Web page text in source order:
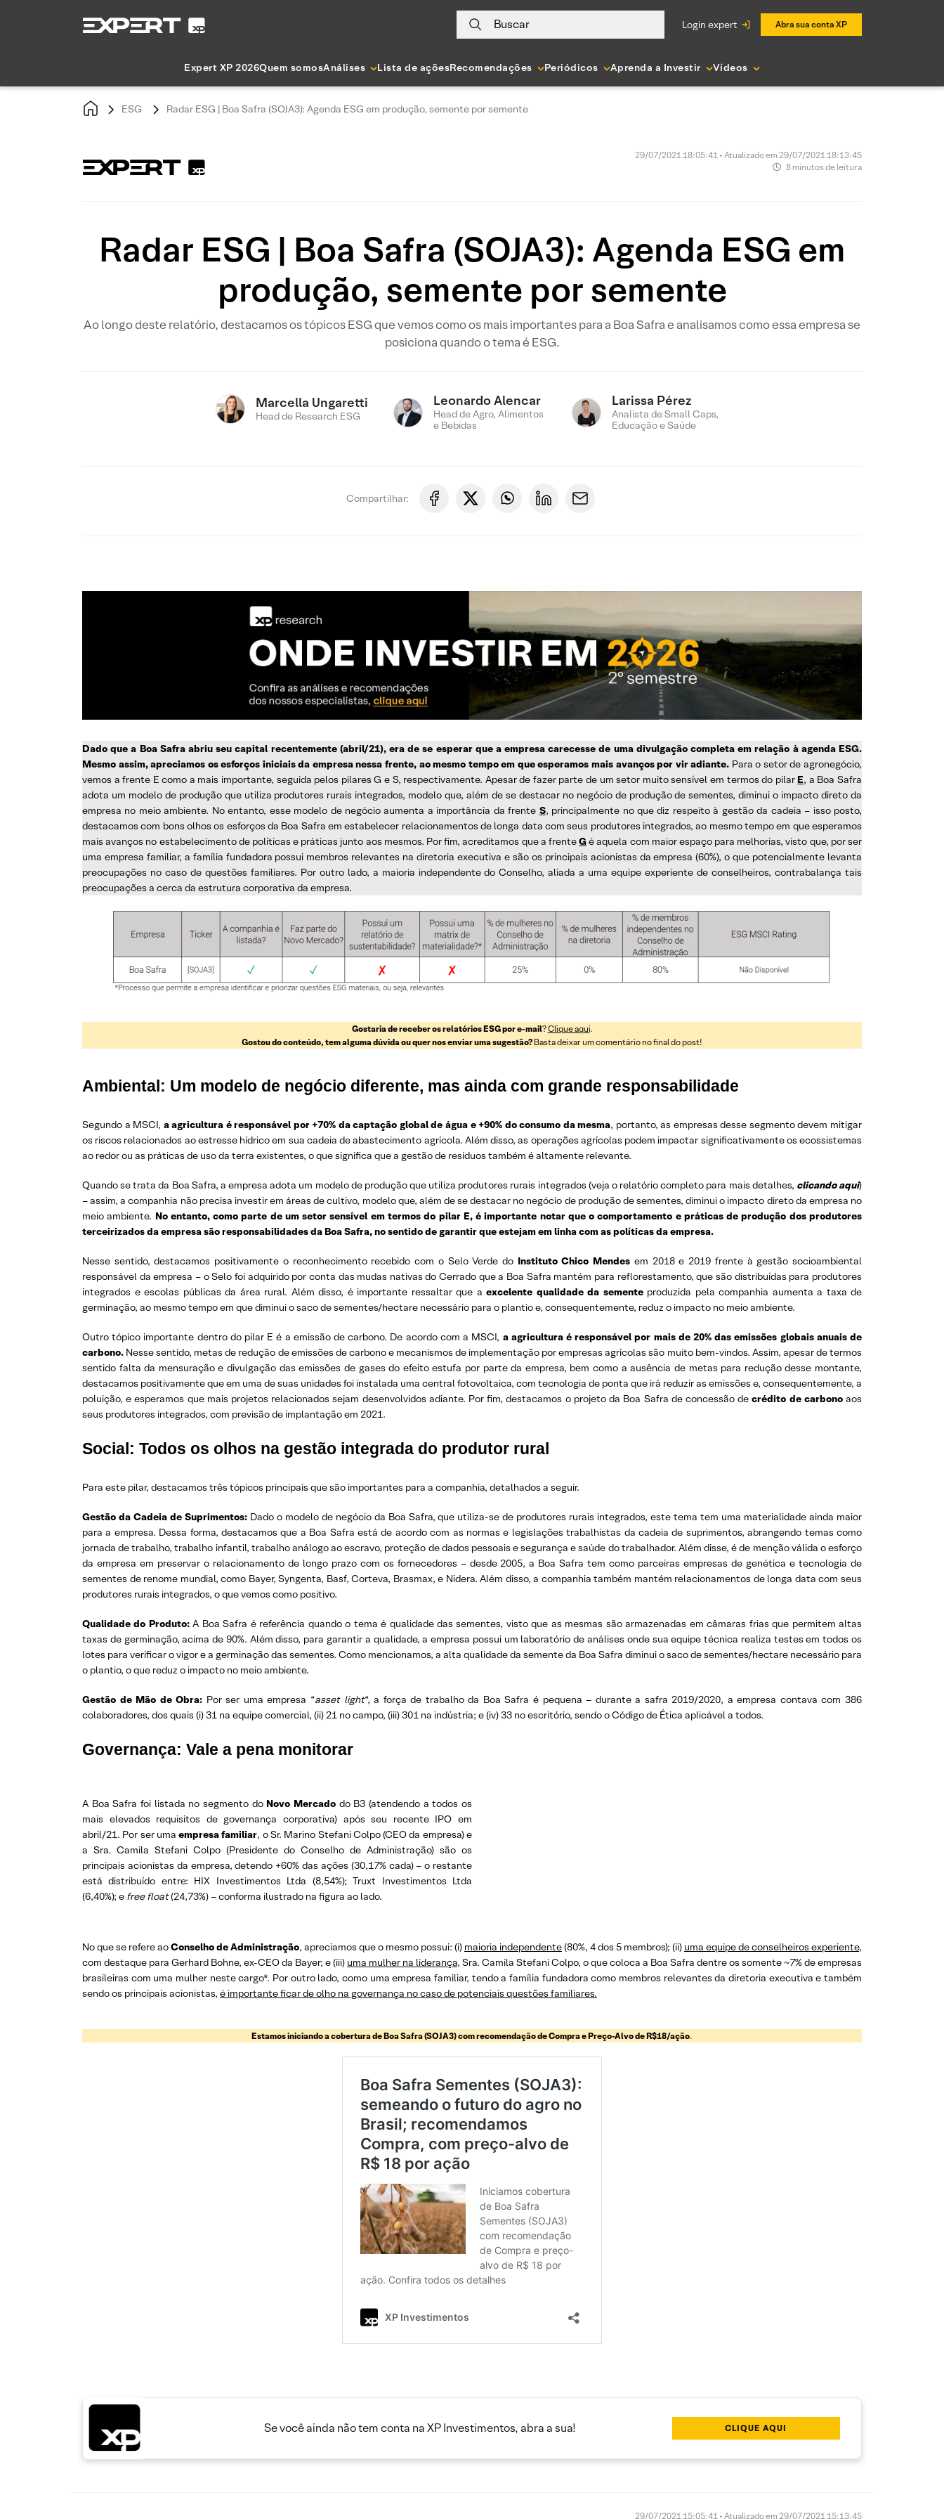
Buscar login expert Abra sua conta XP
Expert XP 2026Quem somosAnálises Lista de açõesRecomendações Periódicos Aprenda a Investir Vídeos
ESG Radar ESG | Boa Safra (SOJA3): Agenda ESG em produção, semente por semente
29/07/2021 18:05:41 • Atualizado em 29/07/2021 18:13:45
8 minutos de leitura
Radar ESG | Boa Safra (SOJA3): Agenda ESG em
produção, semente por semente
Ao longo deste relatório, destacamos os tópicos ESG que vemos como os mais importantes para a Boa Safra e analisamos como essa empresa se
posiciona quando o tema é ESG.
Marcella Ungaretti
Head de Research ESG
Leonardo Alencar
Head de Agro, Alimentos
e Bebidas
Larissa Pérez
Analista de Small Caps,
Educação e Saúde
Compartilhar:
Dado que a Boa Safra abriu seu capital recentemente (abril/21), era de se esperar que a empresa carecesse de uma divulgação completa em relação à agenda ESG.
Mesmo assim, apreciamos os esforços iniciais da empresa nessa frente, ao mesmo tempo em que esperamos mais avanços por vir adiante. Para o setor de agronegócio,
vemos a frente E como a mais importante, seguida pelos pilares G e S, respectivamente. Apesar de fazer parte de um setor muito sensível em termos do pilar E, a Boa Safra
adota um modelo de produção que utiliza produtores rurais integrados, modelo que, além de se destacar no negócio de produção de sementes, diminui o impacto direto da
empresa no meio ambiente. No entanto, esse modelo de negócio aumenta a importância da frente S, principalmente no que diz respeito à gestão da cadeia – isso posto,
destacamos com bons olhos os esforços da Boa Safra em estabelecer relacionamentos de longa data com seus produtores integrados, ao mesmo tempo em que esperamos
mais avanços no estabelecimento de políticas e práticas junto aos mesmos. Por fim, acreditamos que a frenteGé aquela com maior espaço para melhorias, visto que, por ser
uma empresa familiar, a família fundadora possui membros relevantes na diretoria executiva e são os principais acionistas da empresa (60%), o que potencialmente levanta
preocupações no caso de questões familiares. Por outro lado, a maioria independente do Conselho, aliada a uma equipe experiente de conselheiros, contrabalança tais
preocupações a cerca da estrutura corporativa da empresa.
Gostaria de receber os relatórios ESG por e-mail?Clique aqui.
Gostou do conteúdo, tem alguma dúvida ou quer nos enviar uma sugestão? Basta deixar um comentário no final do post!
Ambiental: Um modelo de negócio diferente, mas ainda com grande responsabilidade
Segundo a MSCI, a agricultura é responsável por +70% da captação global de água e +90% do consumo da mesma, portanto, as empresas desse segmento devem mitigar
os riscos relacionados ao estresse hídrico em sua cadeia de abastecimento agrícola. Além disso, as operações agrícolas podem impactar significativamente os ecossistemas
ao redor ou as práticas de uso da terra existentes, o que significa que a gestão de resíduos também é altamente relevante.
Quando se trata da Boa Safra, a empresa adota um modelo de produção que utiliza produtores rurais integrados (veja o relatório completo para mais detalhes, clicando aqui)
– assim, a companhia não precisa investir em áreas de cultivo, modelo que, além de se destacar no negócio de produção de sementes, diminui o impacto direto da empresa no
meio ambiente. No entanto, como parte de um setor sensível em termos do pilar E, é importante notar que o comportamento e práticas de produção dos produtores
terceirizados da empresa são responsabilidades da Boa Safra, no sentido de garantir que estejam em linha com as políticas da empresa.
Nesse sentido, destacamos positivamente o reconhecimento recebido com o Selo Verde do Instituto Chico Mendes em 2018 e 2019 frente à gestão socioambiental
responsável da empresa – o Selo foi adquirido por conta das mudas nativas do Cerrado que a Boa Safra mantém para reflorestamento, que são distribuídas para produtores
integrados e escolas públicas da área rural. Além disso, é importante ressaltar que a excelente qualidade da sementeproduzida pela companhia aumenta a taxa de
germinação, ao mesmo tempo em que diminui o saco de sementes/hectare necessário para o plantio e, consequentemente, reduz o impacto no meio ambiente.
Outro tópico importante dentro do pilar E é a emissão de carbono. De acordo com a MSCI, a agricultura é responsável por mais de 20% das emissões globais anuais de
carbono. Nesse sentido, metas de redução de emissões de carbono e mecanismos de implementação por empresas agrícolas são muito bem-vindos. Assim, apesar de termos
sentido falta da mensuração e divulgação das emissões de gases do efeito estufa por parte da empresa, bem como a ausência de metas para redução desse montante,
destacamos positivamente que em uma de suas unidades foi instalada uma central fotovoltaica, com tecnologia de ponta que irá reduzir as emissões e, consequentemente, a
poluição, e esperamos que mais projetos relacionados sejam desenvolvidos adiante. Por fim, destacamos o projeto da Boa Safra de concessão decrédito de carbonoaos
seus produtores integrados, com previsão de implantação em 2021.
Social: Todos os olhos na gestão integrada do produtor rural
Para este pilar, destacamos três tópicos principais que são importantes para a companhia, detalhados a seguir.
Gestão da Cadeia de Suprimentos:Dado o modelo de negócio da Boa Safra, que utiliza-se de produtores rurais integrados, este tema tem uma materialidade ainda maior
para a empresa. Dessa forma, destacamos que a Boa Safra está de acordo com as normas e legislações trabalhistas da cadeia de suprimentos, abrangendo temas como
jornada de trabalho, trabalho infantil, trabalho análogo ao escravo, proteção de dados pessoais e segurança e saúde do trabalhador. Além disse, é de menção válida o esforço
da empresa em preservar o relacionamento de longo prazo com os fornecedores – desde 2005, a Boa Safra tem como parceiras empresas de genética e tecnologia de
sementes de renome mundial, como Bayer, Syngenta, Basf, Corteva, Brasmax, e Nidera. Além disso, a companhia também mantém relacionamentos de longa data com seus
produtores rurais integrados, o que vemos como positivo.
Qualidade do Produto:A Boa Safra é referência quando o tema é qualidade das sementes, visto que as mesmas são armazenadas em câmaras frias que permitem altas
taxas de germinação, acima de 90%. Além disso, para garantir a qualidade, a empresa possui um laboratório de análises onde sua equipe técnica realiza testes em todos os
lotes para verificar o vigor e a germinação das sementes. Como mencionamos, a alta qualidade da semente da Boa Safra diminui o saco de sementes/hectare necessário para
o plantio, o que reduz o impacto no meio ambiente.
Gestão de Mão de Obra: Por ser uma empresa “asset light“, a força de trabalho da Boa Safra é pequena – durante a safra 2019/2020, a empresa contava com 386
colaboradores, dos quais (i) 31 na equipe comercial, (ii) 21 no campo, (iii) 301 na indústria; e (iv) 33 no escritório, sendo o Código de Ética aplicável a todos.
Governança: Vale a pena monitorar
A Boa Safra foi listada no segmento do Novo Mercado do B3 (atendendo a todos os
mais elevados requisitos de governança corporativa) após seu recente IPO em
abril/21. Por ser umaempresa familiar, o Sr. Marino Stefani Colpo (CEO da empresa) e
a Sra. Camila Stefani Colpo (Presidente do Conselho de Administração) são os
principais acionistas da empresa, detendo +60% das ações (30,17% cada) – o restante
está distribuído entre: HIX Investimentos Ltda (8,54%); Truxt Investimentos Ltda
(6,40%); e free float(24,73%) – conforma ilustrado na figura ao lado.
No que se refere aoConselho de Administração, apreciamos que o mesmo possui: (i) maioria independente(80%, 4 dos 5 membros); (ii) uma equipe de conselheiros experiente,
com destaque para Gerhard Bohne, ex-CEO da Bayer; e (iii) uma mulher na liderança, Sra. Camila Stefani Colpo, o que coloca a Boa Safra dentre os somente ~7% de empresas
brasileiras com uma mulher neste cargo*. Por outro lado, como uma empresa familiar, tendo a família fundadora como membros relevantes da diretoria executiva e também
sendo os principais acionistas, é importante ficar de olho na governança no caso de potenciais questões familiares.
Estamos iniciando a cobertura de Boa Safra (SOJA3) com recomendação de Compra e Preço-Alvo de R$18/ação.
Se você ainda não tem conta na XP Investimentos, abra a sua! CLIQUE AQUI
29/07/2021 15:05:41 • Atualizado em 29/07/2021 15:13:45